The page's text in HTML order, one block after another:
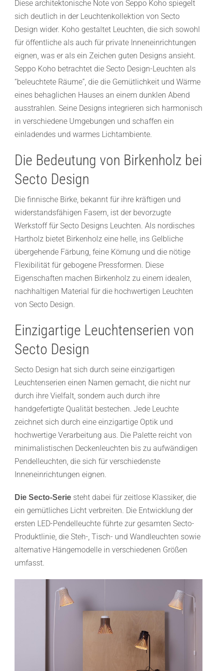
Diese architektonische Note von Seppo Koho spiegelt
sich deutlich in der Leuchtenkollektion von Secto
Design wider. Koho gestaltet Leuchten, die sich sowohl
für öffentliche als auch für private Inneneinrichtungen
eignen, was er als ein Zeichen guten Designs ansieht.
Seppo Koho betrachtet die Secto Design-Leuchten als
“beleuchtete Räume”, die die Gemütlichkeit und Wärme
eines behaglichen Hauses an einem dunklen Abend
ausstrahlen. Seine Designs integrieren sich harmonisch
in verschiedene Umgebungen und schaffen ein
einladendes und warmes Lichtambiente.
Die Bedeutung von Birkenholz bei
Secto Design
Die finnische Birke, bekannt für ihre kräftigen und
widerstandsfähigen Fasern, ist der bevorzugte
Werkstoff für Secto Designs Leuchten. Als nordisches
Hartholz bietet Birkenholz eine helle, ins Gelbliche
übergehende Färbung, feine Körnung und die nötige
Flexibilität für gebogene Pressformen. Diese
Eigenschaften machen Birkenholz zu einem idealen,
nachhaltigen Material für die hochwertigen Leuchten
von Secto Design.
Einzigartige Leuchtenserien von
Secto Design
Secto Design hat sich durch seine einzigartigen
Leuchtenserien einen Namen gemacht, die nicht nur
durch ihre Vielfalt, sondern auch durch ihre
handgefertigte Qualität bestechen. Jede Leuchte
zeichnet sich durch eine einzigartige Optik und
hochwertige Verarbeitung aus. Die Palette reicht von
minimalistischen Deckenleuchten bis zu aufwändigen
Pendelleuchten, die sich für verschiedenste
Inneneinrichtungen eignen.
Die Secto-Seriesteht dabei für zeitlose Klassiker, die
ein gemütliches Licht verbreiten. Die Entwicklung der
ersten LED-Pendelleuchte führte zur gesamten Secto-
Produktlinie, die Steh-, Tisch- und Wandleuchten sowie
alternative Hängemodelle in verschiedenen Größen
umfasst.